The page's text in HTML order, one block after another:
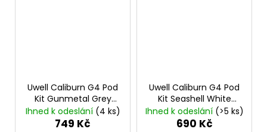
Uwell Caliburn G4 Pod
Kit Gunmetal Grey
Elektronická cigareta
Ihned k odeslání (4 ks)
749 Kč
Uwell Caliburn G4 Pod
Kit Seashell White
Elektronická cigareta
Ihned k odeslání (>5 ks)
690 Kč